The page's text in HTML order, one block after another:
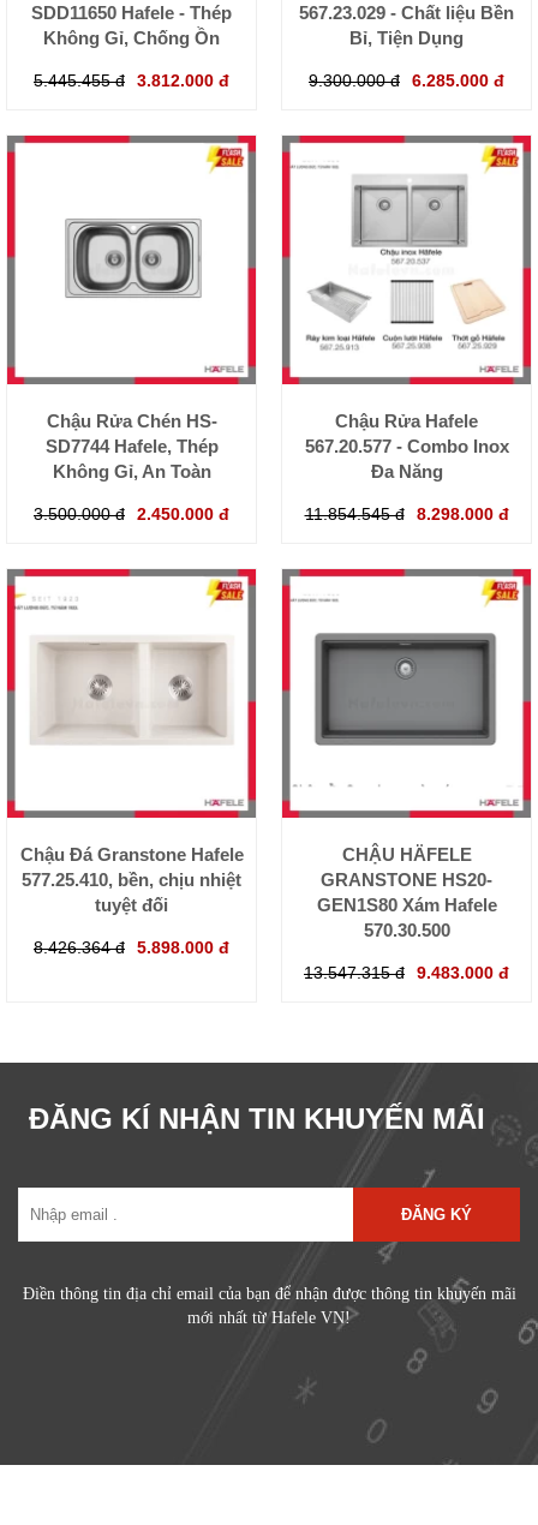
SDD11650 Hafele - Thép
Không Gỉ, Chống Ồn
5.445.455 đ 3.812.000 đ
567.23.029 - Chất liệu Bền
Bỉ, Tiện Dụng
9.300.000 đ 6.285.000 đ
Chậu Rửa Chén HS-
SD7744 Hafele, Thép
Không Gỉ, An Toàn
3.500.000 đ 2.450.000 đ
Chậu Rửa Hafele
567.20.577 - Combo Inox
Đa Năng
11.854.545 đ 8.298.000 đ
Chậu Đá Granstone Hafele
577.25.410, bền, chịu nhiệt
tuyệt đối
8.426.364 đ 5.898.000 đ
CHẬU HÄFELE
GRANSTONE HS20-
GEN1S80 Xám Hafele
570.30.500
13.547.315 đ 9.483.000 đ
ĐĂNG KÍ NHẬN TIN KHUYẾN MÃI
ĐĂNG KÝ
Điền thông tin địa chỉ email của bạn để nhận được thông tin khuyến mãi
mới nhất từ Hafele VN!